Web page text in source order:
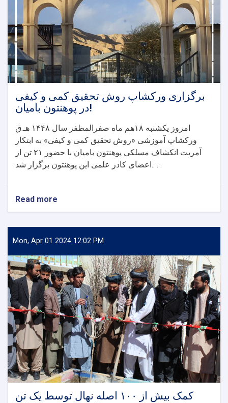
برگزاری ورکشاپ روش تحقیق کمی و کیفی
در پوهنتون بامیان!
امروز یکشنبه ۱۸هم ماه صفرالمظفر سال ۱۴۴۸ هـ.ق
ورکشاپ آموزشی «روش تحقیق کمی و کیفی» به ابتکار
آمریت انکشاف مسلکی پوهنتون بامیان با حضور ۲۱ تن از
اعضای کادر علمی این پوهنتون برگزار شد.. . .
Read more
برگزاری
روش
تحقیق
و
کیفی
در
پوهنتون
بامیان!
Mon, Apr 01 2024 12:02 PM
کمک بیش از ۱۰۰ اصله نهال توسط یک تن